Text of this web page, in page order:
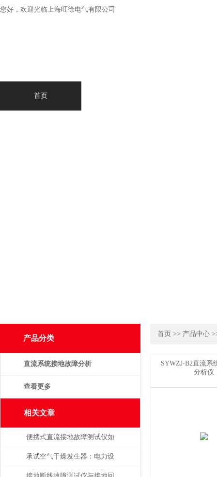
您好，欢迎光临上海旺徐电气有限公司
首页
产品分类
直流系统接地故障分析
仪
查看更多
相关文章
便携式直流接地故障测试仪如
何避免误操作风险？
承试空气干燥发生器：电力设
备绝缘维护的守护者
首页 >> 产品中心
SYWZJ-B2直流系
分析仪